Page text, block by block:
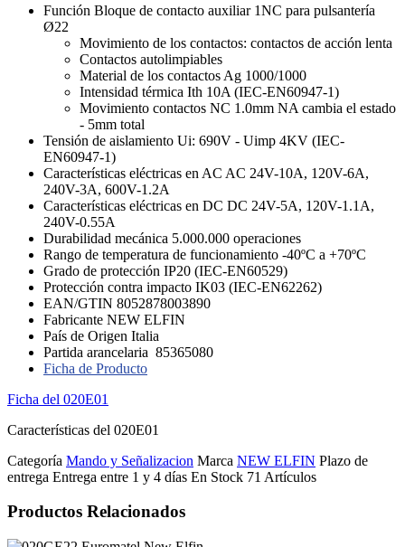
Función Bloque de contacto auxiliar 1NC para pulsantería
Ø22
Movimiento de los contactos: contactos de acción lenta
Contactos autolimpiables
Material de los contactos Ag 1000/1000
Intensidad térmica Ith 10A (IEC-EN60947-1)
Movimiento contactos NC 1.0mm NA cambia el estado
- 5mm total
Tensión de aislamiento Ui: 690V - Uimp 4KV (IEC-
EN60947-1)
Características eléctricas en AC AC 24V-10A, 120V-6A,
240V-3A, 600V-1.2A
Características eléctricas en DC DC 24V-5A, 120V-1.1A,
240V-0.55A
Durabilidad mecánica 5.000.000 operaciones
Rango de temperatura de funcionamiento -40ºC a +70ºC
Grado de protección IP20 (IEC-EN60529)
Protección contra impacto IK03 (IEC-EN62262)
EAN/GTIN 8052878003890
Fabricante NEW ELFIN
País de Origen Italia
Partida arancelaria 85365080
Ficha de Producto
Ficha del 020E01
Características del 020E01
Categoría Mando y Señalizacion Marca NEW ELFIN Plazo de
entrega Entrega entre 1 y 4 días En Stock 71 Artículos
Productos Relacionados